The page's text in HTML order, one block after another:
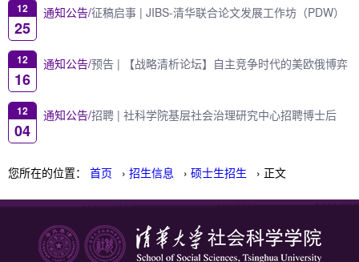
您所在的位置： 首页 › 招生信息 › 硕士生招生 › 正文
12
25
通知公告/征稿启事 | JIBS-清华联合论文发展工作坊（PDW）
12
16
通知公告/预告 | 【战略清析论坛】自主竞争时代的美欧俄博弈
12
04
通知公告/招聘 | 社科学院基层社会治理研究中心招聘博士后